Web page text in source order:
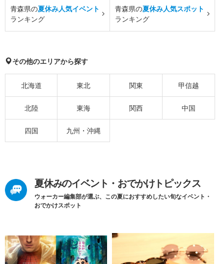
青森県の夏休み人気イベント
ランキング
青森県の夏休み人気スポット
ランキング
その他のエリアから探す
北海道 東北 関東 甲信越
北陸 東海 関西 中国
四国 九州・沖縄
夏休みのイベント・おでかけトピックス
ウォーカー編集部が選ぶ、この夏におすすめしたい旬なイベント・
おでかけスポット